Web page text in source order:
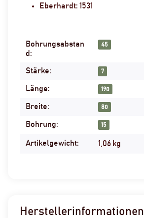
Eberhardt: 1531
Produkteigenschaft
Wert
Bohrungsabstan
d:
45
Stärke: 7
Länge: 190
Breite: 80
Bohrung: 15
Artikelgewicht: 1,06 kg
Herstellerinformationen